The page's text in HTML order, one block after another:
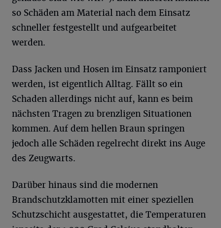
so Schäden am Material nach dem Einsatz
schneller festgestellt und aufgearbeitet
werden.
Dass Jacken und Hosen im Einsatz ramponiert
werden, ist eigentlich Alltag. Fällt so ein
Schaden allerdings nicht auf, kann es beim
nächsten Tragen zu brenzligen Situationen
kommen. Auf dem hellen Braun springen
jedoch alle Schäden regelrecht direkt ins Auge
des Zeugwarts.
Darüber hinaus sind die modernen
Brandschutzklamotten mit einer speziellen
Schutzschicht ausgestattet, die Temperaturen